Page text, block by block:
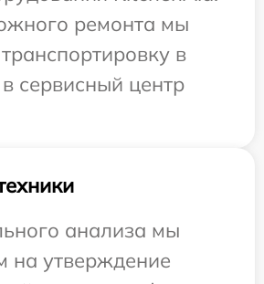
ремонта мы
в
сервисный центр
анализа мы
на утверждение